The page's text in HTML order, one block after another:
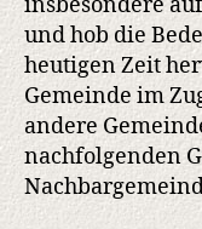
und hob die
heutigen Zeit
Gemeinde im
andere
nachfolgenden